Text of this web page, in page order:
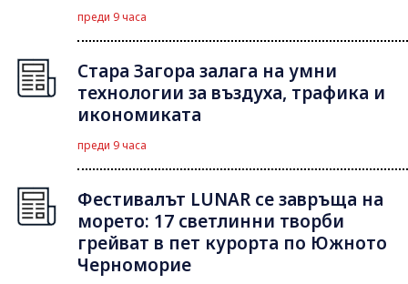
преди 9 часа
Стара Загора залага на умни
технологии за въздуха, трафика и
икономиката
преди 9 часа
Фестивалът LUNAR се завръща на
морето: 17 светлинни творби
грейват в пет курорта по Южното
Черноморие